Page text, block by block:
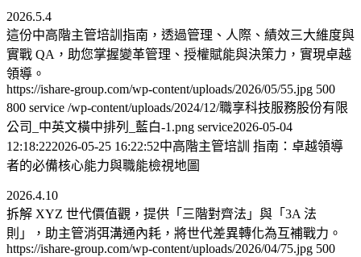
2026.5.4
這份中高階主管培訓指南，透過管理、人際、績效三大維度與
實戰 QA，助您掌握變革管理、授權賦能與決策力，實現卓越
領導。
https://ishare-group.com/wp-content/uploads/2026/05/55.jpg 500
800 service /wp-content/uploads/2024/12/職享科技服務股份有限
公司_中英文橫中排列_藍白-1.png service2026-05-04
12:18:222026-05-25 16:22:52中高階主管培訓 指南：卓越領導
者的必備核心能力與職能檢視地圖
2026.4.10
拆解 XYZ 世代價值觀，提供「三階對齊法」與「3A 法
則」，助主管消弭溝通內耗，將世代差異轉化為互補戰力。
https://ishare-group.com/wp-content/uploads/2026/04/75.jpg 500